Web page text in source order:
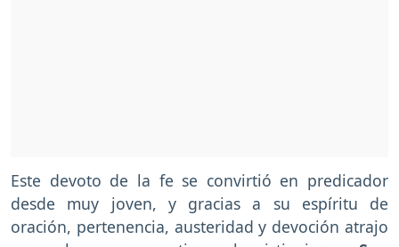
Este devoto de la fe se convirtió en predicador
desde muy joven, y gracias a su espíritu de
oración, pertenencia, austeridad y devoción atrajo